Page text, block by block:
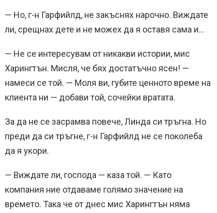
— Но, г-н Гарфийлд, не закъснях нарочно. Виждате
ли, срещнах дете и не можех да я оставя сама и…
— Не се интересувам от никакви истории, мис
Харингтън. Мисля, че бях достатъчно ясен! —
намеси се той. — Моля ви, губите ценното време на
клиента ни — добави той, сочейки вратата.
За да не се засрамва повече, Линда си тръгна. Но
преди да си тръгне, г-н Гарфийлд не се поколеба
да я укори.
— Виждате ли, господа — каза той. — Като
компания ние отдаваме голямо значение на
времето. Така че от днес мис Харингтън няма